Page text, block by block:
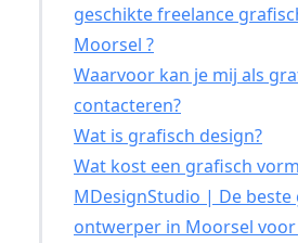
geschikte freelance
Moorsel ?
Waarvoor kan je mij als
contacteren?
Wat is grafisch design?
Wat kost een grafisch
MDesignStudio | De beste
ontwerper in Moorsel